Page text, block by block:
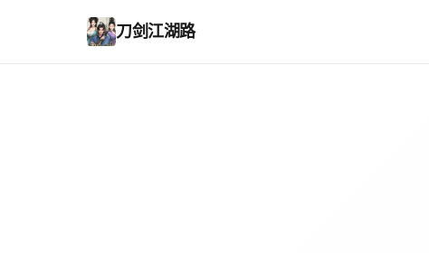
刀剑江湖路